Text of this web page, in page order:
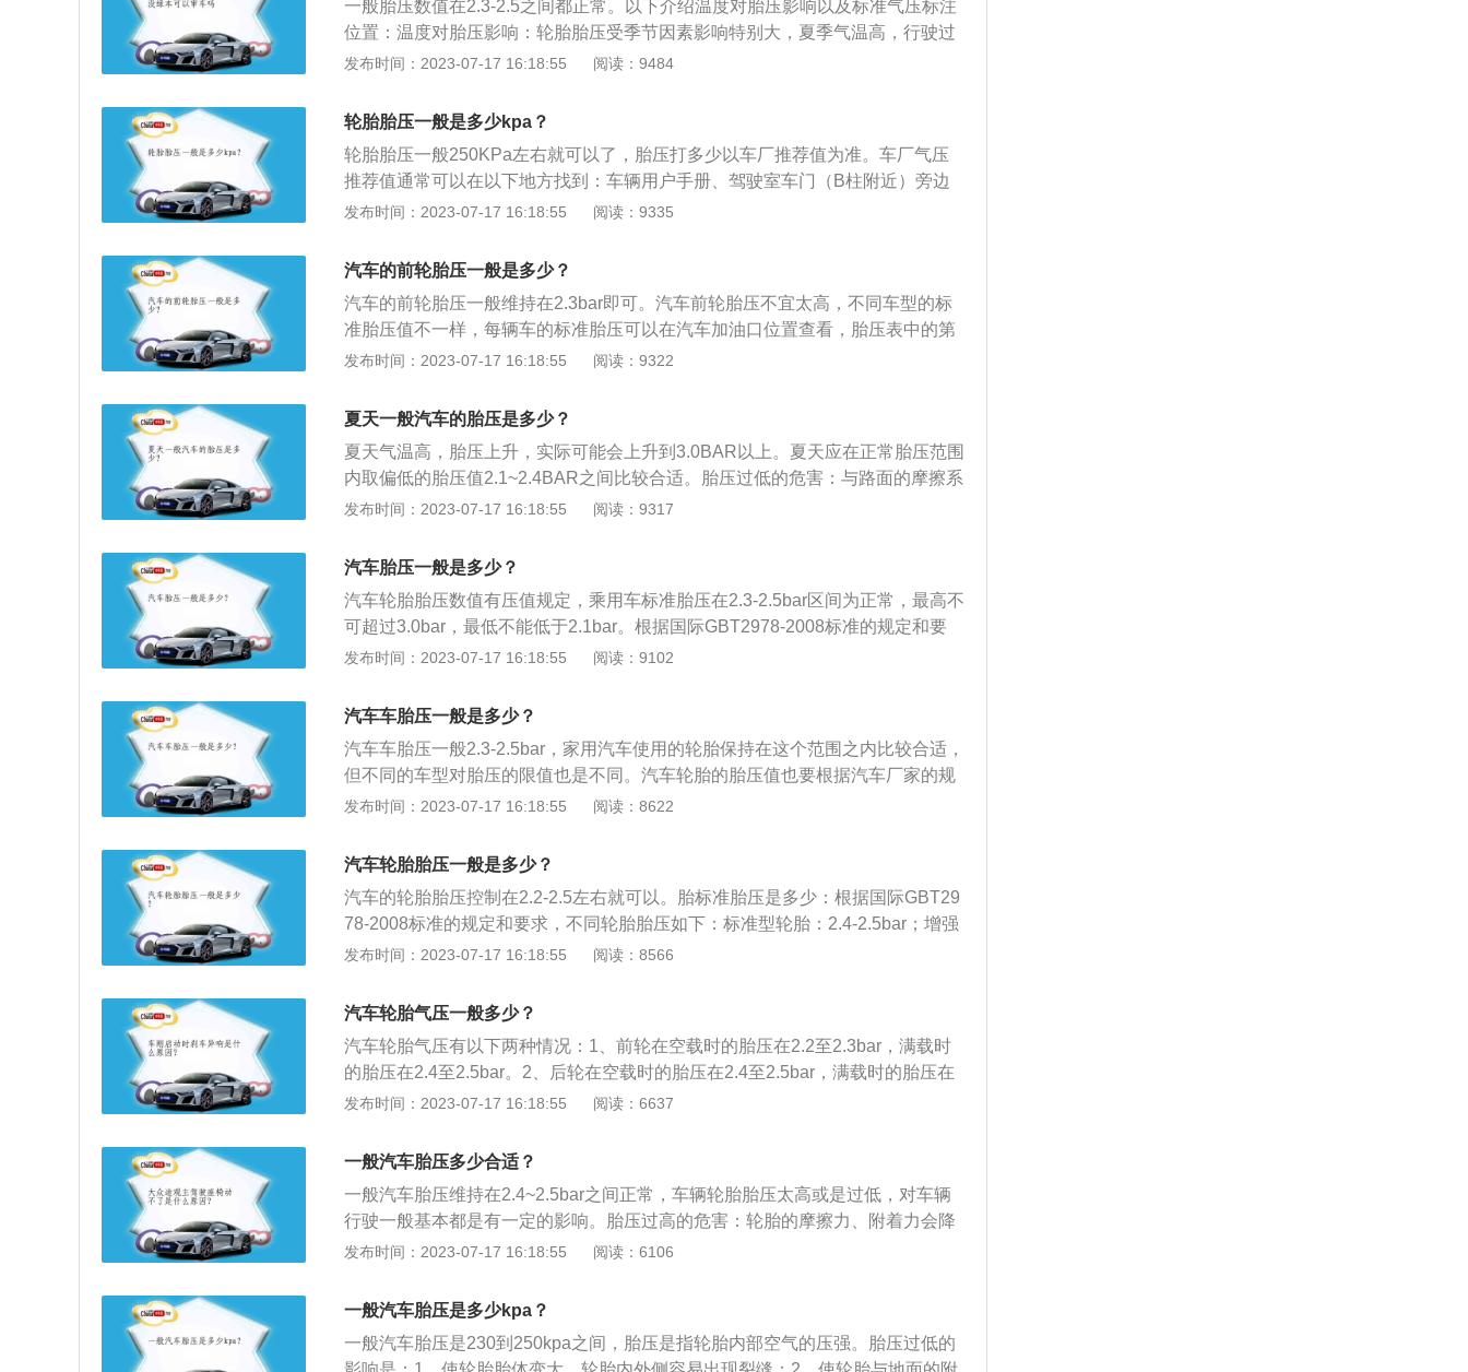
一般胎压数值在2.3-2.5之间都正常。以下介绍温度对胎压影响以及标准气压标注
位置：温度对胎压影响：轮胎胎压受季节因素影响特别大，夏季气温高，行驶过
程中轮胎容易发热，胎压高容易引起爆胎，胎压要稍低一些。冬季胎压比夏季要
适。标准气压标注位置：车辆用户手册，驾驶室车门(B柱附近)旁边标签，车辆驾
驶座旁抽屉，油箱盖小门。
发布时间：2023-07-17 16:18:55 阅读：9484
轮胎胎压一般是多少kpa？
轮胎胎压一般250KPa左右就可以了，胎压打多少以车厂推荐值为准。车厂气压
推荐值通常可以在以下地方找到：车辆用户手册、驾驶室车门（B柱附近）旁边
的标签、车辆驾驶座旁的抽屉、油箱盖小门。一般正常的小轿车气压打到2.5ba
些，如240kPa；冬天可以多打一些，如260kPa。胎压是影响轮胎使用寿命和经
济性的重要因素，轮胎气压选择不合理会造成功率循环，进而使轮胎磨损增大，
影响使用寿命，同时考虑到对动力性的影响，必须选择合适的轮胎气压来延长轮
胎使用寿命和提高经济性。
发布时间：2023-07-17 16:18:55 阅读：9335
汽车的前轮胎压一般是多少？
汽车的前轮胎压一般维持在2.3bar即可。汽车前轮胎压不宜太高，不同车型的标
准胎压值不一样，每辆车的标准胎压可以在汽车加油口位置查看，胎压表中的第
一排就是标准胎压。胎压指的是轮胎内部空气的压强。在汽车保养上发动机是汽
压，胎压的高低对汽车的性能和动力有着至关重要的作用。现在很多车胎充入的
不是空气，对于这些车胎，胎压要求比较严格。充入空气的车胎，和四季变换有
关系，并且胎压与车的性能有紧密联系，比如舒适度及运载量，还会影响车胎寿
命。
发布时间：2023-07-17 16:18:55 阅读：9322
夏天一般汽车的胎压是多少？
夏天气温高，胎压上升，实际可能会上升到3.0BAR以上。夏天应在正常胎压范围
内取偏低的胎压值2.1~2.4BAR之间比较合适。胎压过低的危害：与路面的摩擦系
数便会增大，油耗上升；造成方向盘很沉，易跑偏等不利驾乘安全的因素； 使轮
功能降低，引发脱层或者帘线折断与轮辋之间产生过度的摩擦造成胎圈部位损
伤，异常磨损；轮胎与地面的摩擦成倍增加，胎温急剧升高，轮胎变软，强度急
剧下降。车辆高速行驶，就可能导致爆胎；使胎体变形增大，胎侧容易出现裂
口，同时产生屈挠运动，导致过度发热，促使橡胶老化、帘布层疲劳、帘线折
断，还会使轮胎接地面积增大，加速胎肩磨损。
发布时间：2023-07-17 16:18:55 阅读：9317
汽车胎压一般是多少？
汽车轮胎胎压数值有压值规定，乘用车标准胎压在2.3-2.5bar区间为正常，最高不
可超过3.0bar，最低不能低于2.1bar。根据国际GBT2978-2008标准的规定和要
求，不同轮胎胎压如下： 标准型轮胎是2.4-2.5bar；增强型轮胎是2.8-2.9bar；最
则，适当进行调高0.2bar左右。 夏天胎压正常值；一般以汽车轮胎标准胎压下限
即可。比如标准型轮胎胎压下线2.4bar。如果汽车经常露天停放，胎压一般可以
比标准低0.1bar左右，以免高温爆胎。
发布时间：2023-07-17 16:18:55 阅读：9102
汽车车胎压一般是多少？
汽车车胎压一般2.3-2.5bar，家用汽车使用的轮胎保持在这个范围之内比较合适，
但不同的车型对胎压的限值也是不同。汽车轮胎的胎压值也要根据汽车厂家的规
定为准，因为轮胎的胎压设定需要考虑到车身的重量，汽车的底盘高度以及行驶
持在合理的范围之内，对汽车来讲就没有太大的影响，在驾驶汽车的过程中，因
为汽车的行驶状态不同，汽车的四个轮胎的胎压值也会不同，四个轮胎的胎压差
控制在0.1bar不会有任何影响。如果轮胎的胎压过大，部分车型会出现跑偏的现
象，胎压过大还会影响汽车的舒适性，如果行驶在路况较差的路段，遇到地面突
起物会导致汽车的轮胎爆胎。
发布时间：2023-07-17 16:18:55 阅读：8622
汽车轮胎胎压一般是多少？
汽车的轮胎胎压控制在2.2-2.5左右就可以。胎标准胎压是多少：根据国际GBT29
78-2008标准的规定和要求，不同轮胎胎压如下：标准型轮胎：2.4-2.5bar；增强
型轮胎：2.8-2.9bar；最高气压：不应大于3.5bar。其他变形问题：胎压2.0bar正
2.4-2.5bar，2.0bar低于标准胎压的最低值，所以不正常。冬天胎压多少正常？
——冬天胎压以汽车轮胎标准气压为原则，适当进行调高0.2bar左右。夏天胎压
多少正常？一般以汽车轮胎标准胎压下限即可。比如标准型轮胎胎压下线2.4ba
r。如果汽车经常露天停放，胎压一般可以比标准低0.1bar左右，以免高温爆胎
发布时间：2023-07-17 16:18:55 阅读：8566
汽车轮胎气压一般多少？
汽车轮胎气压有以下两种情况：1、前轮在空载时的胎压在2.2至2.3bar，满载时
的胎压在2.4至2.5bar。2、后轮在空载时的胎压在2.4至2.5bar，满载时的胎压在
2.6至2.8bar。以下是汽车轮胎气压相关介绍：1、轮胎的型号不同，胎压的充压
变化，如果当地气温高或者是夏天的时候，比较好的做法是将胎压降低0.1至0.2b
ar；如果行车当地气温太低，比如冬天的时候，需要把胎压提高0.1至0.2bar。
发布时间：2023-07-17 16:18:55 阅读：6637
一般汽车胎压多少合适？
一般汽车胎压维持在2.4~2.5bar之间正常，车辆轮胎胎压太高或是过低，对车辆
行驶一般基本都是有一定的影响。胎压过高的危害：轮胎的摩擦力、附着力会降
低，影响制动效果；导致方向盘震动、跑偏，使行驶的舒适性降低；加速轮胎胎
零部件的寿命；会使轮胎帘线受到过度的伸张变形，胎体弹性下降，使汽车在行
驶中受到的负荷增大；耐轧性能下降。当遇到路面的钉子、玻璃等尖锐物体时，
很容易扎入胎内，冲击会产生内裂和爆破，造成爆胎。
发布时间：2023-07-17 16:18:55 阅读：6106
一般汽车胎压是多少kpa？
一般汽车胎压是230到250kpa之间，胎压是指轮胎内部空气的压强。胎压过低的